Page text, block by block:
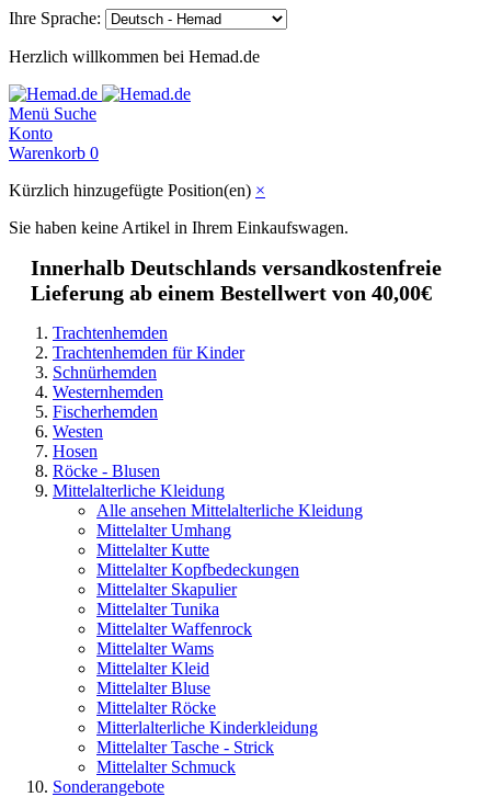
Ihre Sprache:
Herzlich willkommen bei Hemad.de
Menü Suche
Konto
Warenkorb 0
Kürzlich hinzugefügte Position(en) ×
Sie haben keine Artikel in Ihrem Einkaufswagen.
Innerhalb Deutschlands versandkostenfreie
Lieferung ab einem Bestellwert von 40,00€
Trachtenhemden
Trachtenhemden für Kinder
Schnürhemden
Westernhemden
Fischerhemden
Westen
Hosen
Röcke - Blusen
Mittelalterliche Kleidung
Alle ansehen Mittelalterliche Kleidung
Mittelalter Umhang
Mittelalter Kutte
Mittelalter Kopfbedeckungen
Mittelalter Skapulier
Mittelalter Tunika
Mittelalter Waffenrock
Mittelalter Wams
Mittelalter Kleid
Mittelalter Bluse
Mittelalter Röcke
Mitterlalterliche Kinderkleidung
Mittelalter Tasche - Strick
Mittelalter Schmuck
Sonderangebote